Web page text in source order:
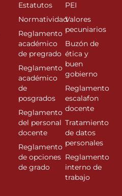
Estatutos
Normatividad
Reglamento
académico
de pregrado
Reglamento
académico
de
posgrados
Reglamento
del personal
docente
Reglamento
de opciones
de grado
PEI
Valores
pecuniarios
Buzón de
ética y
buen
gobierno
Reglamento
escalafon
docente
Tratamiento
de datos
personales
Reglamento
interno de
trabajo